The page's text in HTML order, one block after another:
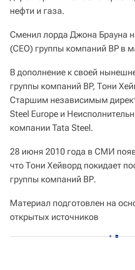
нефти и газа.
Сменил лорда Джона Брауна
(CEO) группы компаний BP в
В дополнение к своей
группы компаний BP, Тони
Старшим независимым
Steel Europe и
компании Tata Steel.
28 июня 2010 года в СМИ
что Тони Хейворд покидает
группы компаний ВР.
Материал подготовлен на
открытых источников